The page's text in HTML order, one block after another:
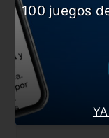
Nombre
100 juegos